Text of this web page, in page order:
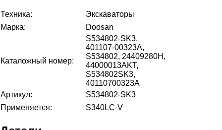
Техника:
Экскаваторы
Марка:
Doosan
Каталожный номер:
S534802-SK3,
401107-00323A,
S534802, 24409280H,
44000013AKT,
S534802SK3,
40110700323A
Артикул:
S534802-SK3
Применяется:
S340LC-V